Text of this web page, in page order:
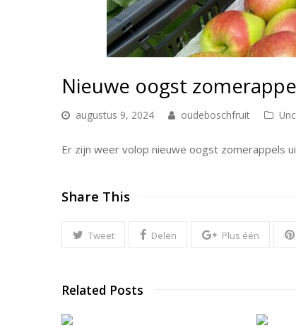
Nieuwe oogst
augustus 9, 2024 oudeboschfruit
Er zijn weer volop nieuwe oogst zomerappels
Share This
Tweet Delen Plus één
Related Posts